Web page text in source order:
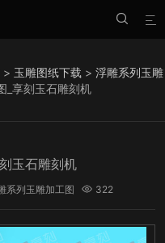


> 玉雕图纸下载 > 浮雕系列玉雕
_享刻玉石雕刻机
玉石雕刻机
系列玉雕加工图  322